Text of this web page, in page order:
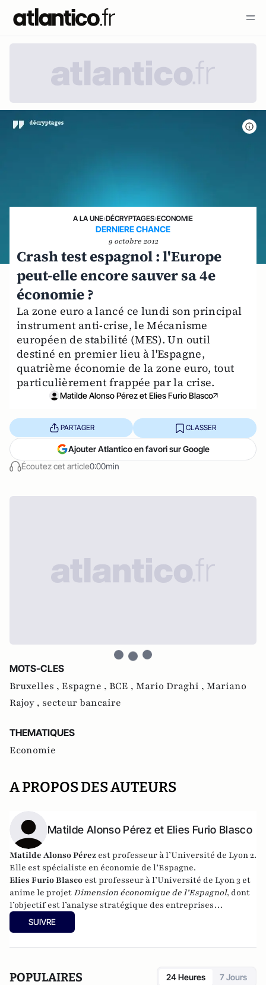
A LA UNE›DÉCRYPTAGES›ECONOMIE
DERNIERE CHANCE
9 octobre 2012
Crash test espagnol : l'Europe
peut-elle encore sauver sa 4e
économie ?
La zone euro a lancé ce lundi son principal
instrument anti-crise, le Mécanisme
européen de stabilité (MES). Un outil
destiné en premier lieu à l'Espagne,
quatrième économie de la zone euro, tout
particulièrement frappée par la crise.
Matilde Alonso Pérez et Elies Furio Blasco
Écoutez cet article0:00min
PARTAGER CLASSER
Ajouter Atlantico en favori sur Google
MOTS-CLES
Bruxelles , Espagne , BCE , Mario Draghi , Mariano
Rajoy , secteur bancaire
THEMATIQUES
Economie
A PROPOS DES AUTEURS
Matilde Alonso Pérez et Elies Furio Blasco
Matilde Alonso Pérez est professeur à l’Université de Lyon 2.
Elle est spécialiste en économie de l’Espagne.
Elies Furio Blasco est professeur à l’Université de Lyon 3 et
anime le projet Dimension économique de l’Espagnol, dont
l’objectif est l’analyse stratégique des entreprises
espagnoles internationalisées.
SUIVRE
POPULAIRES 24 Heures 7 Jours